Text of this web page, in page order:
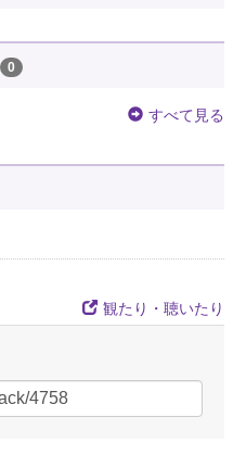
0
すべて見る
観たり・聴いたり